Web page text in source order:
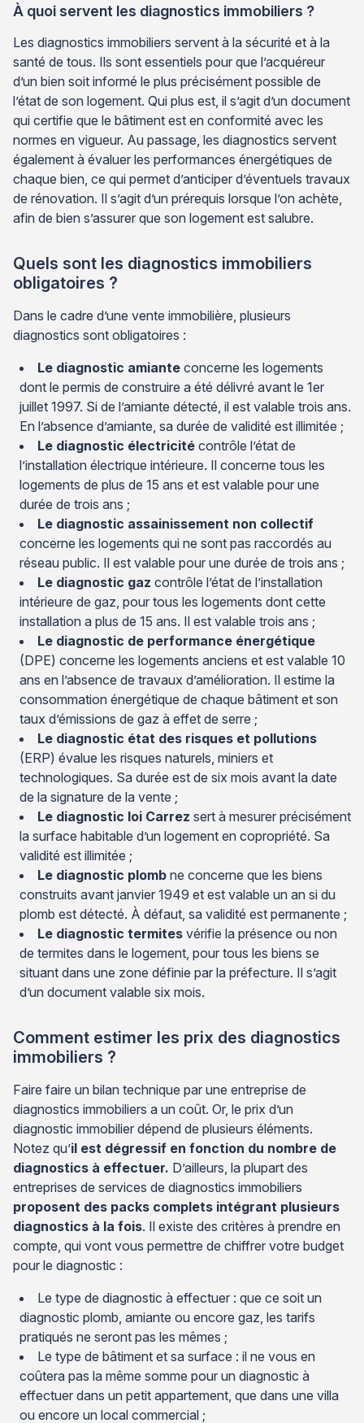
À quoi servent les diagnostics immobiliers ?
Les diagnostics immobiliers servent à la sécurité et à la
santé de tous. Ils sont essentiels pour que l’acquéreur
d’un bien soit informé le plus précisément possible de
l’état de son logement. Qui plus est, il s’agit d’un document
qui certifie que le bâtiment est en conformité avec les
normes en vigueur. Au passage, les diagnostics servent
également à évaluer les performances énergétiques de
chaque bien, ce qui permet d’anticiper d’éventuels travaux
de rénovation. Il s’agit d’un prérequis lorsque l’on achète,
afin de bien s’assurer que son logement est salubre.
Quels sont les diagnostics immobiliers
obligatoires ?
Dans le cadre d’une vente immobilière, plusieurs
diagnostics sont obligatoires :
Le diagnostic amiante concerne les logements
dont le permis de construire a été délivré avant le 1er
juillet 1997. Si de l’amiante détecté, il est valable trois ans.
En l’absence d’amiante, sa durée de validité est illimitée ;
Le diagnostic électricité contrôle l’état de
l’installation électrique intérieure. Il concerne tous les
logements de plus de 15 ans et est valable pour une
durée de trois ans ;
Le diagnostic assainissement non collectif
concerne les logements qui ne sont pas raccordés au
réseau public. Il est valable pour une durée de trois ans ;
Le diagnostic gaz contrôle l’état de l’installation
intérieure de gaz, pour tous les logements dont cette
installation a plus de 15 ans. Il est valable trois ans ;
Le diagnostic de performance énergétique
(DPE) concerne les logements anciens et est valable 10
ans en l’absence de travaux d’amélioration. Il estime la
consommation énergétique de chaque bâtiment et son
taux d’émissions de gaz à effet de serre ;
Le diagnostic état des risques et pollutions
(ERP) évalue les risques naturels, miniers et
technologiques. Sa durée est de six mois avant la date
de la signature de la vente ;
Le diagnostic loi Carrez sert à mesurer précisément
la surface habitable d’un logement en copropriété. Sa
validité est illimitée ;
Le diagnostic plomb ne concerne que les biens
construits avant janvier 1949 et est valable un an si du
plomb est détecté. À défaut, sa validité est permanente ;
Le diagnostic termites vérifie la présence ou non
de termites dans le logement, pour tous les biens se
situant dans une zone définie par la préfecture. Il s’agit
d’un document valable six mois.
Comment estimer les prix des diagnostics
immobiliers ?
Faire faire un bilan technique par une entreprise de
diagnostics immobiliers a un coût. Or, le prix d’un
diagnostic immobilier dépend de plusieurs éléments.
Notez qu’il est dégressif en fonction du nombre de
diagnostics à effectuer. D’ailleurs, la plupart des
entreprises de services de diagnostics immobiliers
proposent des packs complets intégrant plusieurs
diagnostics à la fois. Il existe des critères à prendre en
compte, qui vont vous permettre de chiffrer votre budget
pour le diagnostic :
Le type de diagnostic à effectuer : que ce soit un
diagnostic plomb, amiante ou encore gaz, les tarifs
pratiqués ne seront pas les mêmes ;
Le type de bâtiment et sa surface : il ne vous en
coûtera pas la même somme pour un diagnostic à
effectuer dans un petit appartement, que dans une villa
ou encore un local commercial ;